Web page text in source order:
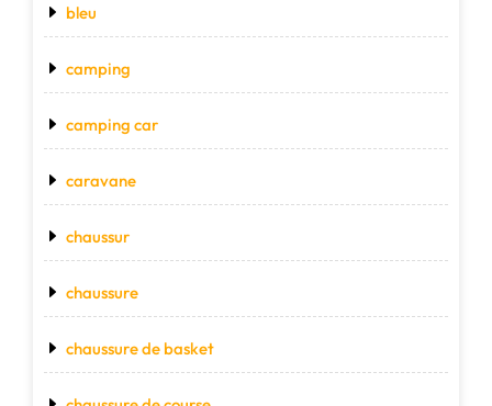
bleu
camping
camping car
caravane
chaussur
chaussure
chaussure de basket